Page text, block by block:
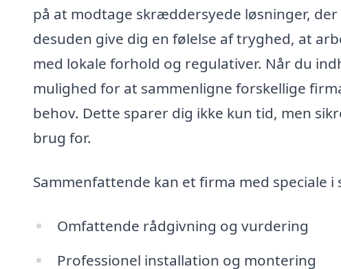
på at modtage skræddersyede løsninger,
desuden give dig en følelse af tryghed, at
med lokale forhold og regulativer. Når du
mulighed for at sammenligne forskellige
behov. Dette sparer dig ikke kun tid, men
brug for.
Sammenfattende kan et firma med speciale
Omfattende rådgivning og vurdering
Professionel installation og montering